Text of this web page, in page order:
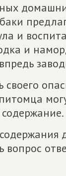
и
и
своего
вопрос